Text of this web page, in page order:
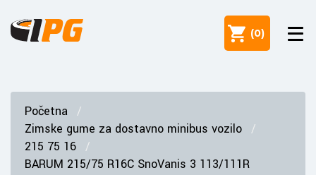
(0)
Početna
Zimske gume za dostavno minibus vozilo
215 75 16
BARUM 215/75 R16C SnoVanis 3 113/111R